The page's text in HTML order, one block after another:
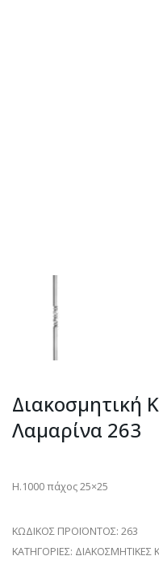
Διακοσμητική
Λαμαρίνα 263
Η.1000 πάχος 25×25
ΚΩΔΙΚΟΣ ΠΡΟΪΟΝΤΟΣ: 263
ΚΑΤΗΓΟΡΙΕΣ: